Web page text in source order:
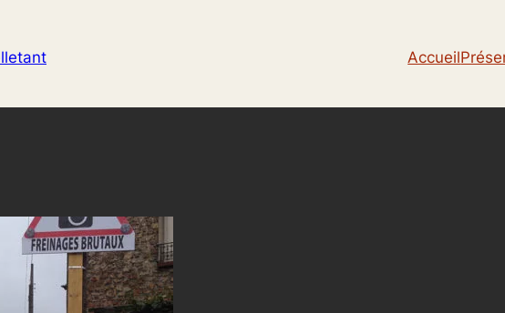
Accueil